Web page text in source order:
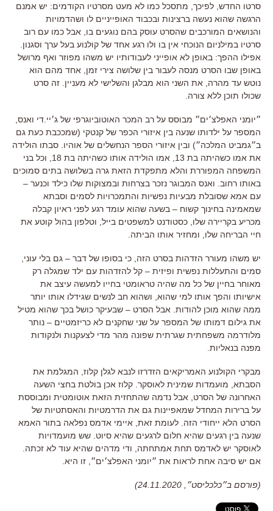
סרטו החדש לפיכך מתסכל כמו לא מעט מסרטיו הקודמים: יש אמנם
הרגשה שהוא נעשה ברצינות ובכבוד האופייניים לו ושהדמויות
והנושאים המורכבים שהסרט עוסק בהם נוגעים בו
אבל כמו עם רוב
סרטיו במילניום הנוכחי אין בו ולו רגע אחד של קולנוע בעל ערך וסגנון
אפילו ההפך: באופן לא אופייני לעבודותיו יש משהו מפוזר ואף מרושל
באופן שבו הסרט מנסה לעבור בין שלושה צירי זמן
אחד מהם הוא
נוטש עד מהרה
את השני הוא מבלגן והשלישי לא מעניין זה סרט
שכולו תוכן ללא צורה
״יומני האפלצ׳ים״ מבוסס על רב המכר האוטוביוגרפי של ג׳יי די ואנס
המספר על ילדותו שנעה בין איזורי הכפר של קנטקי (שמככבת כעת גם
ב״גמביט המלכה״) ובין איזורי הספר הנחשלים של אוהיו סבתו הולידה
את אמו כשהיתה בת 13, אמו הולידה אותו כשהיתה בת 18,
וכל בני
המשפחה המפוררת והלא מתפקדת הזאת גרה בשלושה בתים סמוכים
באותו רחוב ואנס המבוגר נזכר בצרחות ובמצוקות שלו כילד וכנער –
עם אמא שסובלת מבעיות נפשיות והתמכרויות לסמים וסבתא
שמאמינה בחינוך קשוח – בשעה שהוא עומד רגע לפני ראיון קבלה
מכריע בקריירה שלו כסטודנט למשפטים בייל וטלפון בהול קוטע את
חיי הבריחה שלו
ומחזיר אותו הביתה
יש משהו מעורר הזדהות בסרט הזה כי בסופו של דבר – גם בלי עוני
סמים והתעללות נפשית ופיזית – קל להזדהות עם ילד שמגלה רק
מאוחר בחיין של כל מה שהיה טראומטי בחייו למעשה עיצב את
אישיותו והפך אותו למי שהוא ושהוא חב לנשים שגידלו אותו יותר
ממה שהוא מוכן להודות אבל הסרט – שבעיקר כושל בכך שהוא מטיל
את גילום דמותו של המספר על שני שחקנים לא כריזמטיים – נותר
מלודרמה משפחתית שגרתית שפונה מהר מדי לצעקנות ולנקודות
מפנה בנאליות
מבקרי הקולנוע האמריקאים הזדרזו לנבא לגלן קלוז המגלמת את
הסבתא מועמדות שמינית לאוסקר קלוז אכן בולטת בחצי השעה
האחרונה של הסרט
אבל נדמה שהתחזית הזאת אוטומטית ומבוססת
על ברירות המחדל שמאפיינות גם את הדרמטיות והאסתטיות של
הסרט הלא ייחודי הזה לעומת זאת איימי אדמס נפלאה בתור האמא
שנעה בין רגעים שהיא חלום לרגעים שהיא סיוט שש מועמדויות
לאוסקר יש לאדמס תחת אמתחתה
ודי מדהים שהיא עוד לא זכתה
אם יש סיבה אחת לראות את ״יומני האפלצ׳ים״ זו היא
(פורסם ב״כלכליסט״, 24.11.2020)